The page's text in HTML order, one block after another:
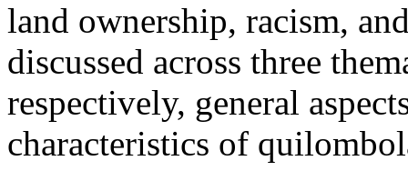
land ownership, racism,
discussed across three
respectively, general
characteristics of